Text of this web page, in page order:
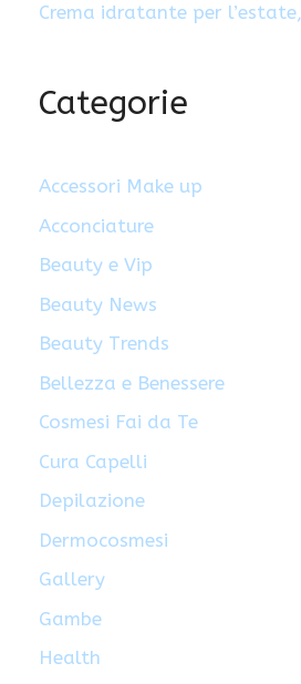
Crema idratante per
Categorie
Accessori Make up
Acconciature
Beauty e Vip
Beauty News
Beauty Trends
Bellezza e Benessere
Cosmesi Fai da Te
Cura Capelli
Depilazione
Dermocosmesi
Gallery
Gambe
Health